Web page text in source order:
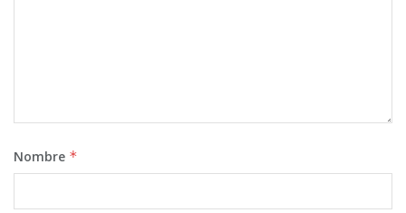
Nombre *